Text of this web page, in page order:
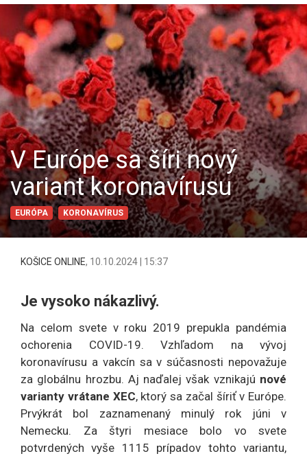
V Európe sa šíri nový
variant koronavírusu
EURÓPA KORONAVÍRUS
KOŠICE ONLINE, 10.10.2024 | 15:37
Je vysoko nákazlivý.
Na celom svete v roku 2019 prepukla pandémia
ochorenia COVID-19. Vzhľadom na vývoj
koronavírusu a vakcín sa v súčasnosti nepovažuje
za globálnu hrozbu. Aj naďalej však vznikajú nové
varianty vrátane XEC, ktorý sa začal šíriť v Európe.
Prvýkrát bol zaznamenaný minulý rok júni v
Nemecku. Za štyri mesiace bolo vo svete
potvrdených vyše 1115 prípadov tohto variantu,